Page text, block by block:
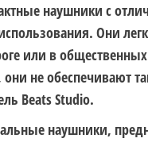
наушники с
Они
или в общественных
не обеспечивают
Beats Studio.
наушники,